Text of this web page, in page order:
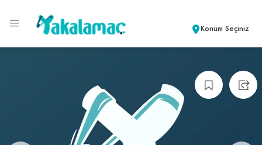
Konum Seçiniz